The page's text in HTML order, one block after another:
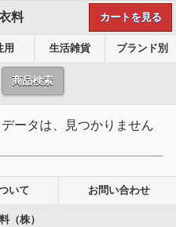
料 カートを見る
用 生活雑貨 ブランド別
商品検索
ータは、見つかりません
いて お問い合わせ
（株）